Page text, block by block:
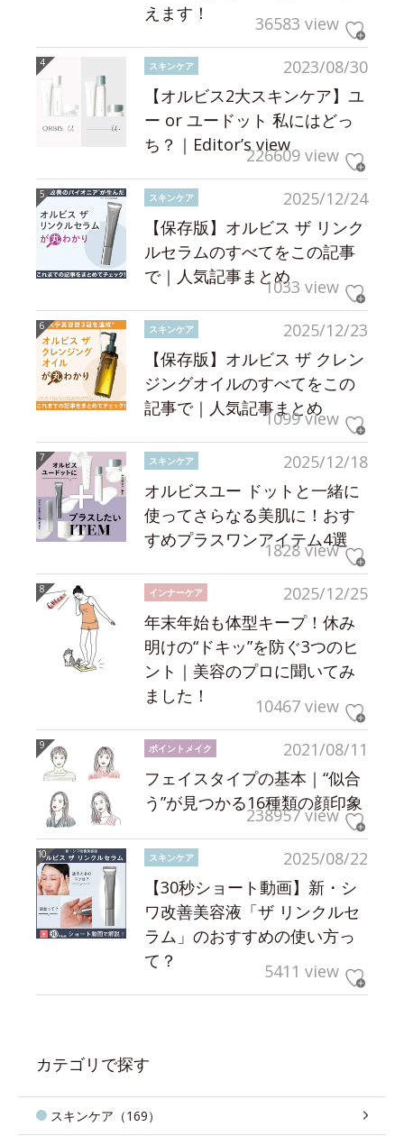
えます！
36583 view
2023/08/30
スキンケア
【オルビス2大スキンケア】ユ
ー or ユードット 私にはどっ
ち？｜Editor’s view226609 view
2025/12/24
スキンケア
【保存版】オルビス ザ リンク
ルセラムのすべてをこの記事
で｜人気記事まとめ1033 view
2025/12/23
スキンケア
【保存版】オルビス ザ クレン
ジングオイルのすべてをこの
記事で｜人気記事まとめ
1099 view
2025/12/18
スキンケア
オルビスユー ドットと一緒に
使ってさらなる美肌に！おす
すめプラスワンアイテム4選
1828 view
2025/12/25
インナーケア
年末年始も体型キープ！休み
明けの“ドキッ”を防ぐ3つのヒ
ント｜美容のプロに聞いてみ
ました！
10467 view
2021/08/11
ポイントメイク
フェイスタイプの基本｜“似合
う”が見つかる16種類の顔印象
238957 view
2025/08/22
スキンケア
【30秒ショート動画】新・シ
ワ改善美容液「ザ リンクルセ
ラム」のおすすめの使い方っ
て？
5411 view
カテゴリで探す
スキンケア（169）